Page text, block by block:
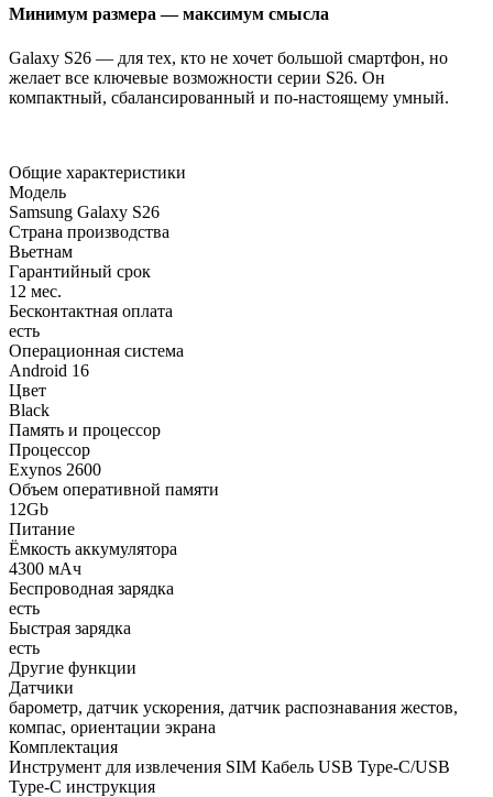
Минимум размера — максимум смысла
Galaxy S26 — для тех, кто не хочет большой смартфон, но
желает все ключевые возможности серии S26. Он
компактный, сбалансированный и по-настоящему умный.
Общие характеристики
Модель
Samsung Galaxy S26
Страна производства
Вьетнам
Гарантийный срок
12 мес.
Бесконтактная оплата
есть
Операционная система
Android 16
Цвет
Black
Память и процессор
Процессор
Exynos 2600
Объем оперативной памяти
12Gb
Питание
Ёмкость аккумулятора
4300 мАч
Беспроводная зарядка
есть
Быстрая зарядка
есть
Другие функции
Датчики
барометр, датчик ускорения, датчик распознавания жестов,
компас, ориентации экрана
Комплектация
Инструмент для извлечения SIM Кабель USB Type-C/USB
Type-C инструкция